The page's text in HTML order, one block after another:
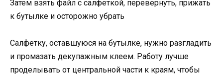
Затем взять файл с салфеткой, перевернуть, прижать
к бутылке и осторожно убрать
Салфетку, оставшуюся на бутылке, нужно разгладить
и промазать декупажным клеем. Работу лучше
проделывать от центральной части к краям, чтобы